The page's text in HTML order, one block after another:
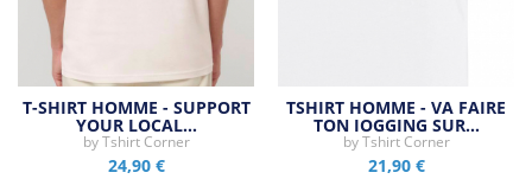
T-SHIRT HOMME - SUPPORT
YOUR LOCAL…
byTshirt Corner
24,90 €
TSHIRT HOMME - VA FAIRE
TON JOGGING SUR…
byTshirt Corner
21,90 €